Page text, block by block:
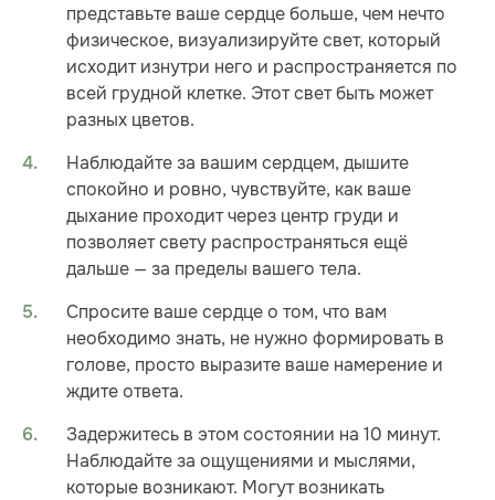
представьте ваше сердце больше, чем нечто
физическое, визуализируйте свет, который
исходит изнутри него и распространяется по
всей грудной клетке. Этот свет быть может
разных цветов.
Наблюдайте за вашим сердцем, дышите
спокойно и ровно, чувствуйте, как ваше
дыхание проходит через центр груди и
позволяет свету распространяться ещё
дальше — за пределы вашего тела.
Спросите ваше сердце о том, что вам
необходимо знать, не нужно формировать в
голове, просто выразите ваше намерение и
ждите ответа.
Задержитесь в этом состоянии на 10 минут.
Наблюдайте за ощущениями и мыслями,
которые возникают. Могут возникать